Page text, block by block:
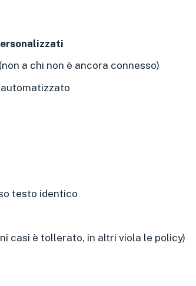
a chi non è ancora connesso)
testo identico
casi è tollerato, in altri viola le policy)